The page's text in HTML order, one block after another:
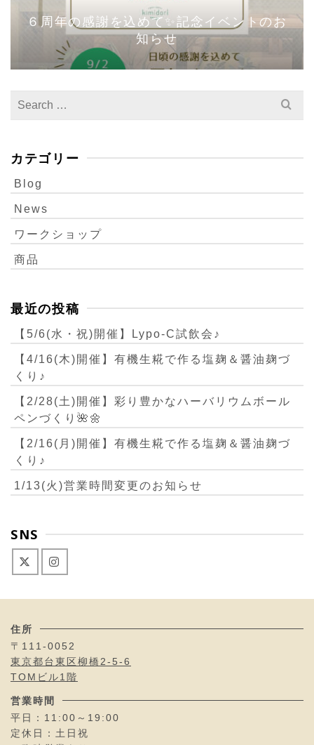
６周年の感謝を込めて✨記念イベントのお
知らせ
Search
カテゴリー
Blog
News
ワークショップ
商品
最近の投稿
【5/6(水・祝)開催】Lypo-C試飲会♪
【4/16(木)開催】有機生糀で作る塩麹＆醤油麹づ
くり♪
【2/28(土)開催】彩り豊かなハーバリウムボール
ペンづくり🌺🌼
【2/16(月)開催】有機生糀で作る塩麹＆醤油麹づ
くり♪
1/13(火)営業時間変更のお知らせ
SNS
住所
〒111-0052
東京都台東区柳橋2-5-6
TOMビル1階
営業時間
平日：11:00～19:00
定休日：土日祝